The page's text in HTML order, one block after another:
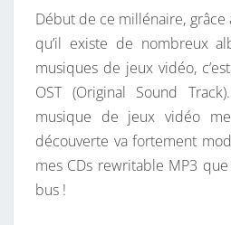
É
F
É
R
É
S
:
Début de ce millénaire,
qu’il existe de nombreux
musiques de jeux vidéo,
OST (Original Sound
musique de jeux vidéo
découverte va fortement
mes CDs rewritable MP3
bus !